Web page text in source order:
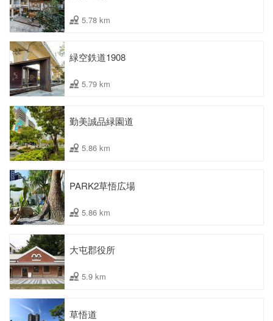
5.78 km
緑空鉄道1908
5.79 km
勤美誠品緑園道
5.86 km
PARK2草悟広場
5.86 km
大屯郡役所
5.9 km
草悟道